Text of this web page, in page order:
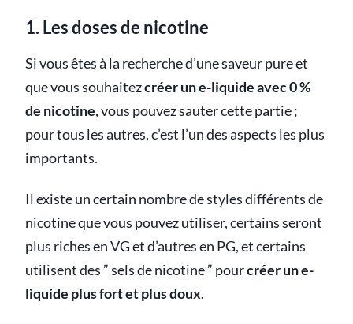
1. Les doses de nicotine
Si vous êtes à la recherche d’une saveur pure et
que vous souhaitezcréer un e-liquide avec 0 %
de nicotine, vous pouvez sauter cette partie ;
pour tous les autres, c’est l’un des aspects les plus
importants.
Il existe un certain nombre de styles différents de
nicotine que vous pouvez utiliser, certains seront
plus riches en VG et d’autres en PG, et certains
utilisent des ” sels de nicotine ” pourcréer un e-
liquide plus fort et plus doux.